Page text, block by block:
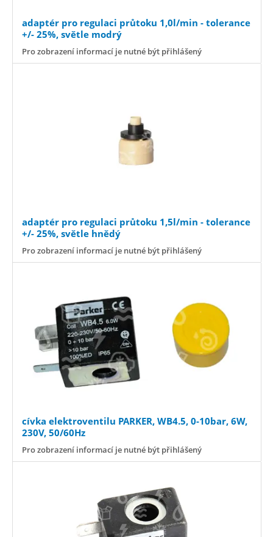
adaptér pro regulaci průtoku 1,0l/min - tolerance
+/- 25%, světle modrý
Pro zobrazení informací je nutné být přihlášený
adaptér pro regulaci průtoku 1,5l/min - tolerance
+/- 25%, světle hnědý
Pro zobrazení informací je nutné být přihlášený
cívka elektroventilu PARKER, WB4.5, 0-10bar, 6W,
230V, 50/60Hz
Pro zobrazení informací je nutné být přihlášený